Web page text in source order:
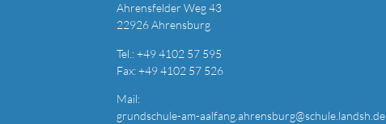
Ahrensfelder Weg 43
22926 Ahrensburg
Tel.: +494102 57 595
Fax: +49 4102 57 526
Mail:
grundschule-am-aalfang.ahrensburg@schule.landsh.de